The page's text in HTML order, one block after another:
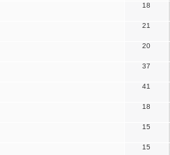
18
21
20
37
41
18
15
15